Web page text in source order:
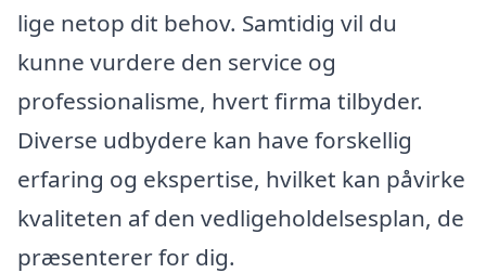
lige netop dit behov. Samtidig vil du
kunne vurdere den service og
professionalisme, hvert firma tilbyder.
Diverse udbydere kan have forskellig
erfaring og ekspertise, hvilket kan påvirke
kvaliteten af den vedligeholdelsesplan, de
præsenterer for dig.